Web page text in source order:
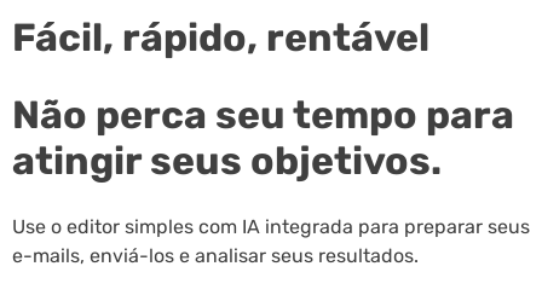
Fácil, rápido, rentável
Não perca seu tempo para
atingir seus objetivos.
Use o editor simples com IA integrada para preparar seus
e-mails, enviá-los e analisar seus resultados.